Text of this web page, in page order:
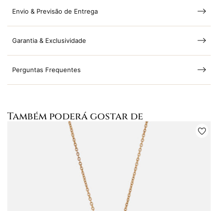
Envio & Previsão de Entrega
Garantia & Exclusividade
Perguntas Frequentes
Também poderá gostar de